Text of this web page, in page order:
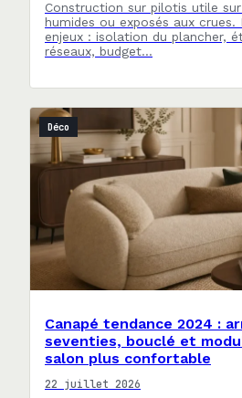
Construction sur pilotis utile
humides ou exposés aux crues.
enjeux : isolation du plancher,
réseaux, budget…
Déco
Canapé tendance 2024 :
seventies, bouclé et
salon plus confortable
22 juillet 2026